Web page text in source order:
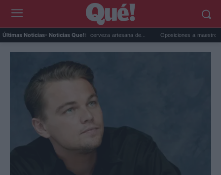
Últimas Noticias- Noticias Que!:
2026: el festival de cerveza artesana de... Oposiciones a maestro 2026: